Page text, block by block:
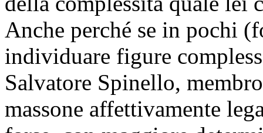
Anche perché se in pochi
individuare figure
Salvatore Spinello,
massone affettivamente